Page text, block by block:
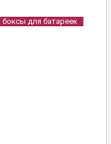
боксы для батареек